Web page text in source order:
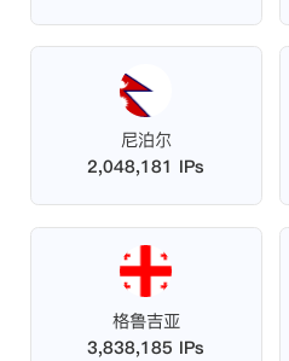
尼泊尔
2,048,181 IPs
格鲁吉亚
3,838,185 IPs